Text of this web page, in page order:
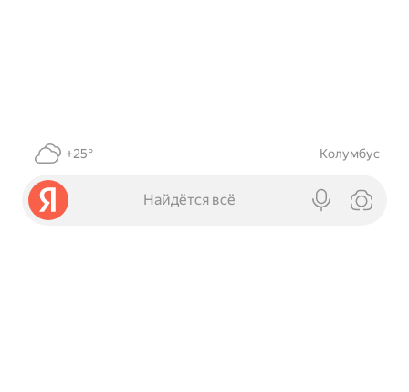
+25° Колумбус
Найдётся всё